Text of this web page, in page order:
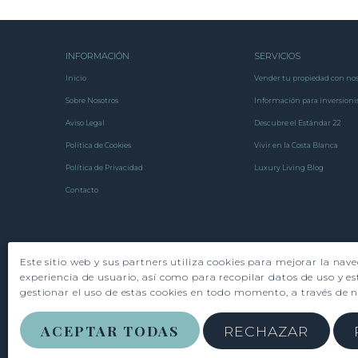
INFORMACIÓN
Inicio
Sobre Nosotros
Aviso Legal
Política de Cookies
Política de Privacidad
Contacto
SERVICIOS
Vender tu propiedad con
Información para
Descubre el Estándar 22
Vivir en la Costa Blanca
Luxury Living Blog
Este sitio web y sus partners utiliza cookies para mejorar la
experiencia de usuario, así como para recopilar datos de uso y
gestionar el uso de estas cookies en todo momento, a través de
ACEPTAR TODAS RECHAZAR